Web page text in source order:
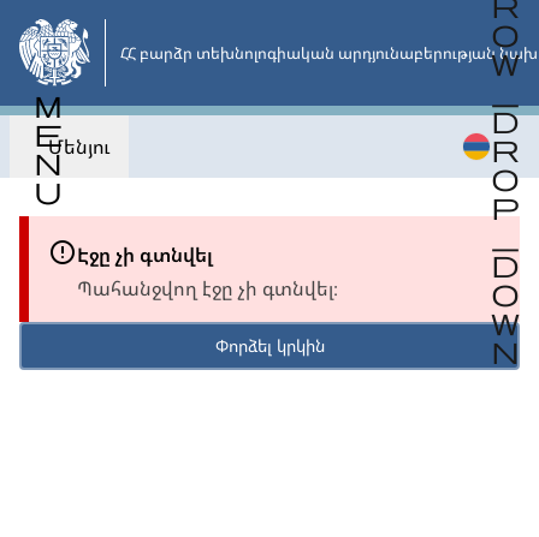
Անցնել
հիմնական
բովանդակությանը
ՀՀ բարձր տեխնոլոգիական արդյունաբերության
Մենյու
Էջը չի գտնվել
Պահանջվող էջը չի գտնվել։
Փորձել կրկին